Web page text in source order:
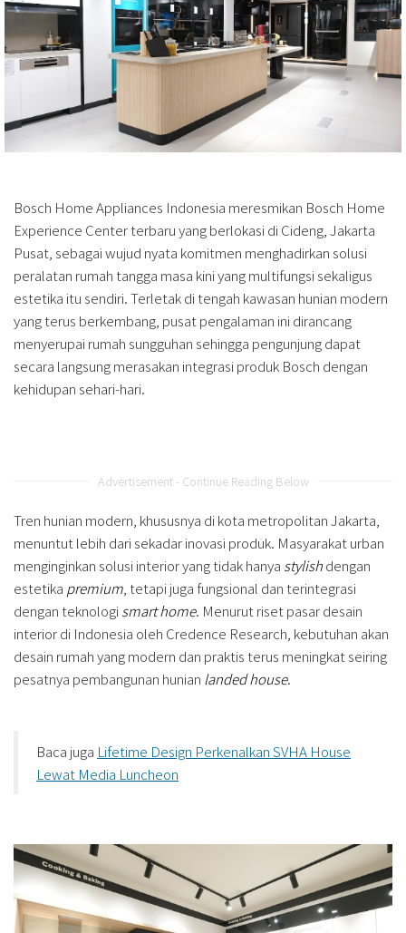
Bosch Home Appliances Indonesia meresmikan Bosch Home
Experience Center terbaru yang berlokasi di Cideng, Jakarta
Pusat, sebagai wujud nyata komitmen menghadirkan solusi
peralatan rumah tangga masa kini yang multifungsi sekaligus
estetika itu sendiri. Terletak di tengah kawasan hunian modern
yang terus berkembang, pusat pengalaman ini dirancang
menyerupai rumah sungguhan sehingga pengunjung dapat
secara langsung merasakan integrasi produk Bosch dengan
kehidupan sehari-hari.
Advertisement - Continue Reading Below
Tren hunian modern, khususnya di kota metropolitan Jakarta,
menuntut lebih dari sekadar inovasi produk. Masyarakat urban
menginginkan solusi interior yang tidak hanya stylishdengan
estetika premium , tetapi juga fungsional dan terintegrasi
dengan teknologi smart home. Menurut riset pasar desain
interior di Indonesia oleh Credence Research, kebutuhan akan
desain rumah yang modern dan praktis terus meningkat seiring
pesatnya pembangunan hunian landed house.
Baca juga Lifetime Design Perkenalkan SVHA House
Lewat Media Luncheon